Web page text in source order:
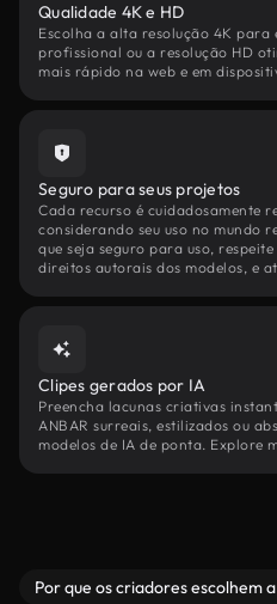
Qualidade 4K e HD
Escolha a alta resolução 4K para
profissional ou a resolução HD
mais rápido na web e em
Seguro para seus projetos
Cada recurso é cuidadosamente
considerando seu uso no mundo
que seja seguro para uso,
direitos autorais dos modelos, e
Clipes gerados por IA
Preencha lacunas criativas
ANBAR surreais, estilizados ou
modelos de IA de ponta. Explore
Por que os criadores escolhem